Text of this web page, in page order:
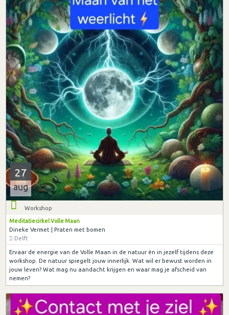
27
aug
Workshop
Meditatiecirkel Volle Maan
Dineke Vermet | Praten met bomen
Delft
Ervaar de energie van de Volle Maan in de natuur èn in jezelf tijdens deze
workshop. De natuur spiegelt jouw innerlijk. Wat wil er bewust worden in
jouw leven? Wat mag nu aandacht krijgen en waar mag je afscheid van
nemen?